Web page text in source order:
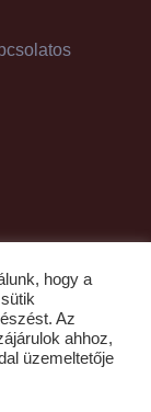
hogy a
Az
ahhoz,
üzemeltetője